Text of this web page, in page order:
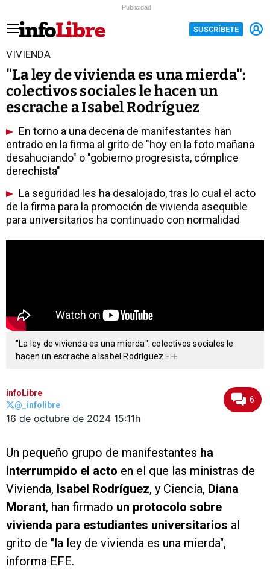
Publicidad
SUSCRÍBETE
VIVIENDA
"La ley de vivienda es una mierda":
colectivos sociales le hacen un
escrache a Isabel Rodríguez
En torno a una decena de manifestantes han
entrado en la firma al grito de "hoy en la foto mañana
desahuciando" o "gobierno progresista, cómplice
derechista"
La seguridad les ha desalojado, tras lo cual el acto
de la firma para la promoción de vivienda asequible
para universitarios ha continuado con normalidad
"La ley de vivienda es una mierda": colectivos sociales le
hacen un escrache a Isabel Rodríguez EFE
infoLibre
@_infolibre
16 de octubre de 2024 15:11h
6
Un pequeño grupo de manifestantes ha
interrumpido el acto en el que las ministras de
Vivienda, Isabel Rodríguez, y Ciencia, Diana
Morant, han firmado un protocolo sobre
vivienda para estudiantes universitarios al
grito de "la ley de vivienda es una mierda",
informa EFE.